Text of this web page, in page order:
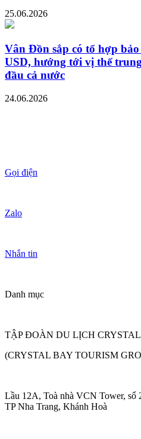
25.06.2026
Vân Đồn sắp có tổ hợp
USD, hướng tới vị thế
đầu cả nước
24.06.2026
Gọi điện
Zalo
Nhắn tin
Danh mục
TẬP ĐOÀN DU LỊCH
(CRYSTAL BAY TOURISM
Lầu 12A, Toà nhà VCN Tower, số
TP Nha Trang, Khánh Hoà